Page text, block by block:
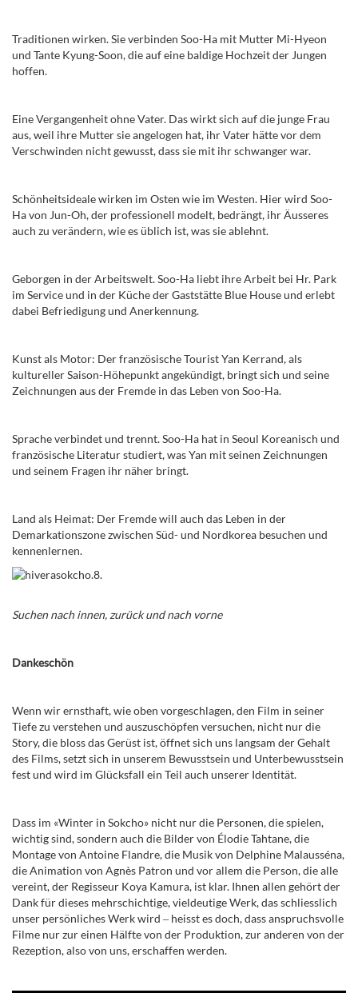
Traditionen wirken. Sie verbinden Soo-Ha mit Mutter Mi-Hyeon
und Tante Kyung-Soon, die auf eine baldige Hochzeit der Jungen
hoffen.
Eine Vergangenheit ohne Vater. Das wirkt sich auf die junge Frau
aus, weil ihre Mutter sie angelogen hat, ihr Vater hätte vor dem
Verschwinden nicht gewusst, dass sie mit ihr schwanger war.
Schönheitsideale wirken im Osten wie im Westen. Hier wird Soo-
Ha von Jun-Oh, der professionell modelt, bedrängt, ihr Äusseres
auch zu verändern, wie es üblich ist, was sie ablehnt.
Geborgen in der Arbeitswelt. Soo-Ha liebt ihre Arbeit bei Hr. Park
im Service und in der Küche der Gaststätte Blue House und erlebt
dabei Befriedigung und Anerkennung.
Kunst als Motor: Der französische Tourist Yan Kerrand, als
kultureller Saison-Höhepunkt angekündigt, bringt sich und seine
Zeichnungen aus der Fremde in das Leben von Soo-Ha.
Sprache verbindet und trennt. Soo-Ha hat in Seoul Koreanisch und
französische Literatur studiert, was Yan mit seinen Zeichnungen
und seinem Fragen ihr näher bringt.
Land als Heimat: Der Fremde will auch das Leben in der
Demarkationszone zwischen Süd- und Nordkorea besuchen und
kennenlernen.
Suchen nach innen, zurück und nach vorne
Dankeschön
Wenn wir ernsthaft, wie oben vorgeschlagen, den Film in seiner
Tiefe zu verstehen und auszuschöpfen versuchen, nicht nur die
Story, die bloss das Gerüst ist, öffnet sich uns langsam der Gehalt
des Films, setzt sich in unserem Bewusstsein und Unterbewusstsein
fest und wird im Glücksfall ein Teil auch unserer Identität.
Dass im «Winter in Sokcho» nicht nur die Personen, die spielen,
wichtig sind, sondern auch die Bilder von Élodie Tahtane, die
Montage von Antoine Flandre, die Musik von Delphine Malausséna,
die Animation von Agnès Patron und vor allem die Person, die alle
vereint, der Regisseur Koya Kamura, ist klar. Ihnen allen gehört der
Dank für dieses mehrschichtige, vieldeutige Werk, das schliesslich
unser persönliches Werk wird ‒ heisst es doch, dass anspruchsvolle
Filme nur zur einen Hälfte von der Produktion, zur anderen von der
Rezeption, also von uns, erschaffen werden.